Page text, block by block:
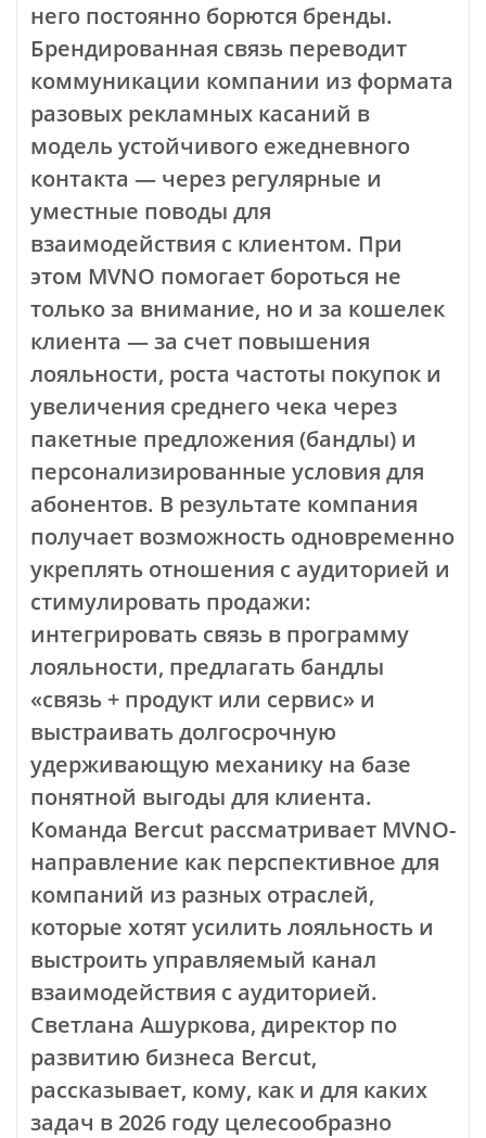
него постоянно борются бренды.
Брендированная связь переводит
коммуникации компании из формата
разовых рекламных касаний в
модель устойчивого ежедневного
контакта — через регулярные и
уместные поводы для
взаимодействия с клиентом. При
этом MVNO помогает бороться не
только за внимание, но и за кошелек
клиента — за счет повышения
лояльности, роста частоты покупок и
увеличения среднего чека через
пакетные предложения (бандлы) и
персонализированные условия для
абонентов. В результате компания
получает возможность одновременно
укреплять отношения с аудиторией и
стимулировать продажи:
интегрировать связь в программу
лояльности, предлагать бандлы
«связь + продукт или сервис» и
выстраивать долгосрочную
удерживающую механику на базе
понятной выгоды для клиента.
Команда Bercut рассматривает MVNO-
направление как перспективное для
компаний из разных отраслей,
которые хотят усилить лояльность и
выстроить управляемый канал
взаимодействия с аудиторией.
Светлана Ашуркова, директор по
развитию бизнеса Bercut,
рассказывает, кому, как и для каких
задач в 2026 году целесообразно